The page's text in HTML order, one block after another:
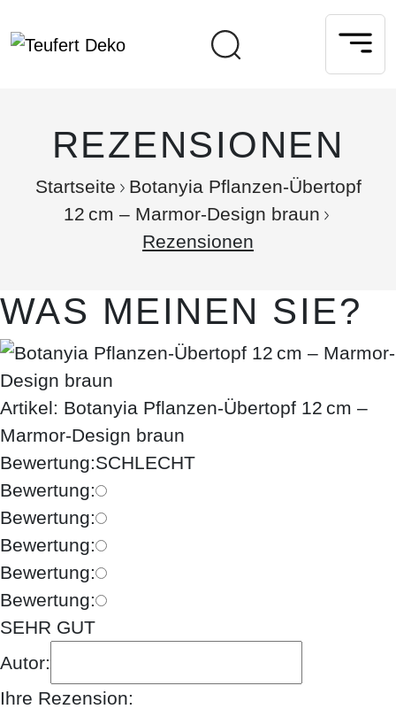
REZENSIONEN
Startseite
Botanyia Pflanzen-Übertopf
12 cm – Marmor-Design braun
Rezensionen
WAS MEINEN SIE?
Artikel: Botanyia Pflanzen-Übertopf 12 cm –
Marmor-Design braun
Bewertung:SCHLECHT
Bewertung:
Bewertung:
Bewertung:
Bewertung:
Bewertung:
SEHR GUT
Autor:
Ihre Rezension: